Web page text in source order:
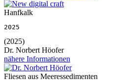
Hanfkalk
2025
(2025)
Dr. Norbert Höofer
nähere Informationen
Fliesen aus Meeressedimenten